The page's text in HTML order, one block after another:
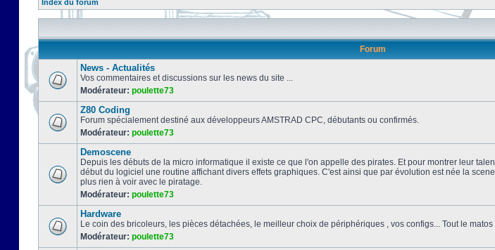
Index du forum
Forum
News - Actualités
Vos commentaires et discussions sur les news du site ...
Modérateur: poulette73
Z80 Coding
Forum spécialement destiné aux développeurs AMSTRAD CPC, débutants ou confirmés.
Modérateur: poulette73
Demoscene
Depuis les débuts de la micro informatique il existe ce que l'on appelle des pirates. Et pour montrer leur
début du logiciel une routine affichant divers effets graphiques. C'est ainsi que par évolution est née la
plus rien à voir avec le piratage.
Modérateur: poulette73
Hardware
Le coin des bricoleurs, les pièces détachées, le meilleur choix de périphériques , vos configs... Tout le
Modérateur: poulette73